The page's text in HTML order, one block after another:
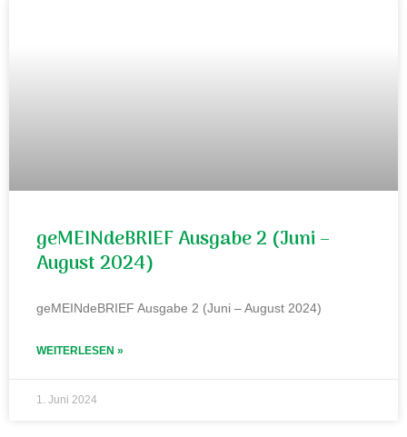
geMEINdeBRIEF Ausgabe 2 (Juni –
August 2024)
geMEINdeBRIEF Ausgabe 2 (Juni – August 2024)
WEITERLESEN »
1. Juni 2024